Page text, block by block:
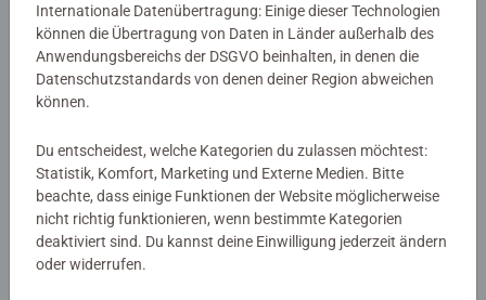
zum Malen benötigt wird und es ist kein Mischen der
Farben notwendig. Das fertig gemalte Bild eignet sich als
trendige Dekoration in jedem Zuhause. Das Ravensburger
CreArt - Malen nach Zahlen Programm bietet eine große
Noch keine Bewertungen
abgegeben
0/0
Internationale Datenübertragung: Einige dieser Technologien
können die Übertragung von Daten in Länder außerhalb des
Anwendungsbereichs der DSGVO beinhalten, in denen die
Datenschutzstandards von denen deiner Region abweichen
können.
Du entscheidest, welche Kategorien du zulassen möchtest:
Statistik, Komfort, Marketing und Externe Medien. Bitte
beachte, dass einige Funktionen der Website möglicherweise
nicht richtig funktionieren, wenn bestimmte Kategorien
deaktiviert sind. Du kannst deine Einwilligung jederzeit ändern
oder widerrufen.